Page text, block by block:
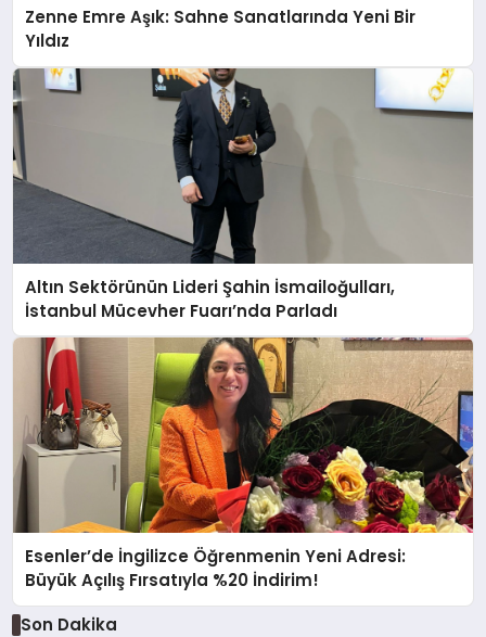
Zenne Emre Aşık: Sahne Sanatlarında Yeni Bir
Yıldız
Altın Sektörünün Lideri Şahin İsmailoğulları,
İstanbul Mücevher Fuarı’nda Parladı ￼
Esenler’de İngilizce Öğrenmenin Yeni Adresi:
Büyük Açılış Fırsatıyla %20 İndirim!
Son Dakika